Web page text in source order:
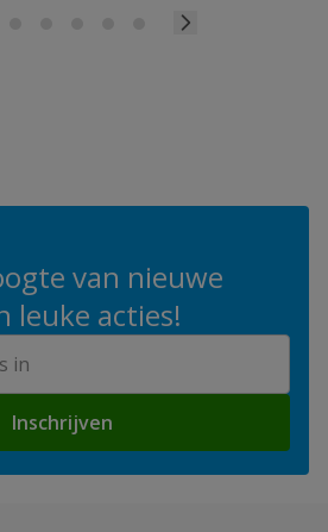
van nieuwe
leuke acties!
Inschrijven